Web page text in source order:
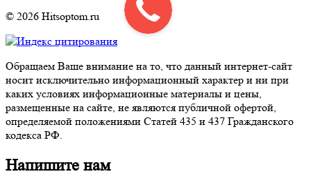
© 2026 Hitsoptom.ru
Обращаем Ваше внимание на то, что данный интернет-сайт
носит исключительно информационный характер и ни при
каких условиях информационные материалы и цены,
размещенные на сайте, не являются публичной офертой,
определяемой положениями Статей 435 и 437 Гражданского
кодекса РФ.
Напишите нам